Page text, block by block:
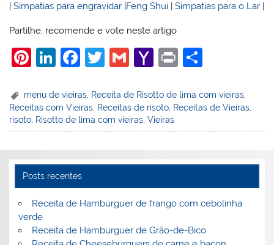
|Simpatias para engravidar |Feng Shui |Simpatias para o Lar |
Partilhe, recomende e vote neste artigo
Pi
er
e
st
Li
k
e
dI
F
c
e
b
o
k
T
itt
er
G
ai
l
Y
h
o
o
l
Pr
t
ar
e
menu de vieiras Receita de Risotto de lima com vieiras
Receitas com Vieiras, Receitas de risoto, Receitas de Vieiras,
risoto, Risotto de lima com vieiras,Vieiras
Posts recentes
Receita de Hambúrguer de frango com cebolinha
verde
Receita de Hamburguer de Grão-de-Bico